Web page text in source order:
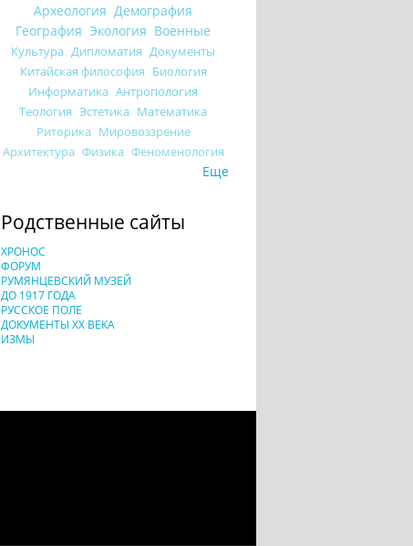
Археология Демография
География Экология Военные
Культура Дипломатия Документы
Китайская философия Биология
Информатика Антропология
Теология Эстетика Математика
Риторика Мировоззрение
Архитектура Физика Феноменология
Еще
Родственные сайты
ХРОНОС
ФОРУМ
РУМЯНЦЕВСКИЙ МУЗЕЙ
ДО 1917 ГОДА
РУССКОЕ ПОЛЕ
ДОКУМЕНТЫ XX ВЕКА
ИЗМЫ